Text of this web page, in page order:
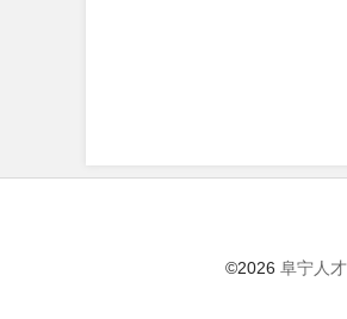
©2026 阜宁人